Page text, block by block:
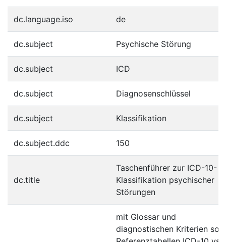
dc.language.iso de
dc.subject Psychische Störung
dc.subject ICD
dc.subject Diagnosenschlüssel
dc.subject Klassifikation
dc.subject.ddc 150
dc.title
Taschenführer zur ICD-10-
Klassifikation psychischer
Störungen
mit Glossar und
diagnostischen Kriterien